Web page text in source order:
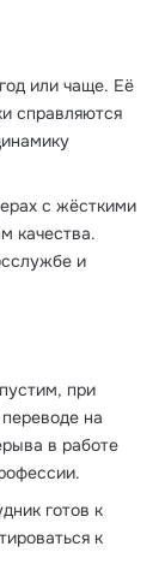
или чаще. Её
справляются
с жёсткими
качества.
и
при
на
в работе
готов к
к